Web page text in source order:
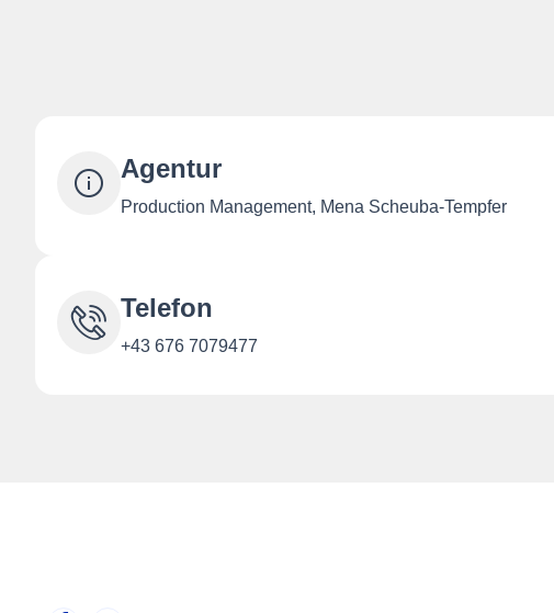
Agentur
Production Management, Mena Scheuba-Tempfer
Telefon
+43 676 7079477